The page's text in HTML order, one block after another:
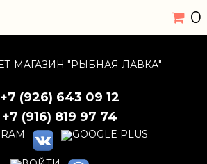
0
+7 (926) 643 09 12
+7 (916) 819 97 74